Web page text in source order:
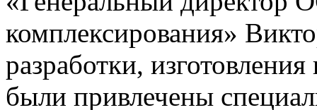
комплексирования»
разработки,
были привлечены